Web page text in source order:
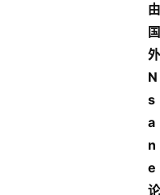
由
国
外
N
s
a
n
e
论